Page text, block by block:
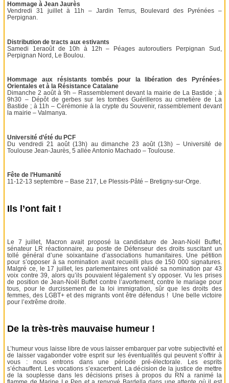
Hommage à Jean Jaurès
Vendredi 31 juillet à 11h – Jardin Terrus, Boulevard des Pyrénées –
Perpignan.
Distribution de tracts aux estivants
Samedi 1eraoût de 10h à 12h – Péages autoroutiers Perpignan Sud,
Perpignan Nord, Le Boulou.
Hommage aux résistants tombés pour la libération des Pyrénées-
Orientales et à la Résistance Catalane
Dimanche 2 août à 9h – Rassemblement devant la mairie de La Bastide ; à
9h30 – Dépôt de gerbes sur les tombes Guérilleros au cimetière de La
Bastide ; à 11h – Cérémonie à la crypte du Souvenir, rassemblement devant
la mairie – Valmanya.
Université d’été du PCF
Du vendredi 21 août (13h) au dimanche 23 août (13h) – Université de
Toulouse Jean-Jaurès, 5 allée Antonio Machado – Toulouse.
Fête de l’Humanité
11-12-13 septembre – Base 217, Le Plessis-Pâté – Bretigny-sur-Orge.
Ils l’ont fait !
Le 7 juillet, Macron avait proposé la candidature de Jean-Noël Buffet,
sénateur LR réactionnaire, au poste de Défenseur des droits suscitant un
tollé général d’une soixantaine d’associations humanitaires. Une pétition
pour s’opposer à sa nomination avait recueilli plus de 150 000 signatures.
Malgré ce, le 17 juillet, les parlementaires ont validé sa nomination par 43
voix contre 39, alors qu’ils pouvaient légalement s’y opposer. Vu les prises
de position de Jean-Noël Buffet contre l’avortement, contre le mariage pour
tous, pour le durcissement de la loi immigration, sûr que les droits des
femmes, des LGBT+ et des migrants vont être défendus ! Une belle victoire
pour l’extrême droite.
De la très-très mauvaise humeur !
L’humeur vous laisse libre de vous laisser embarquer par votre subjectivité et
de laisser vagabonder votre esprit sur les éventualités qui peuvent s’offrir à
vous : nous entrons dans une période pré-électorale. Les esprits
s’échauffent. Les vocations s’exacerbent. La décision de la justice de mettre
de la souplesse dans les décisions prises à propos du RN a ranimé la